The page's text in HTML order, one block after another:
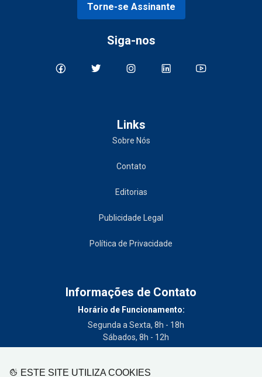
ESTE SITE UTILIZA COOKIES
Torne-se Assinante
Siga-nos
Links
Sobre Nós
Contato
Editorias
Publicidade Legal
Política de Privacidade
Informações de Contato
Horário de Funcionamento:
Segunda a Sexta, 8h - 18h
Sábados, 8h - 12h
(19) 3404-3700